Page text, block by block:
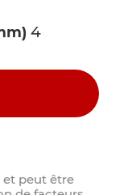
et peut être